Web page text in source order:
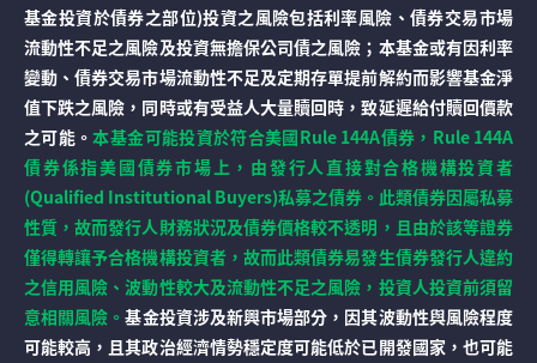
基金投資於債券之部位)投資之風險包括利率風險、債券交易市場
流動性不足之風險及投資無擔保公司債之風險；本基金或有因利率
變動、債券交易市場流動性不足及定期存單提前解約而影響基金淨
值下跌之風險，同時或有受益人大量贖回時，致延遲給付贖回價款
之可能。本基金可能投資於符合美國Rule 144A債券，Rule 144A
債券係指美國債券市場上，由發行人直接對合格機構投資者
(Qualified Institutional Buyers)私募之債券。此類債券因屬私募
性質，故而發行人財務狀況及債券價格較不透明，且由於該等證券
僅得轉讓予合格機構投資者，故而此類債券易發生債券發行人違約
之信用風險、波動性較大及流動性不足之風險，投資人投資前須留
意相關風險。基金投資涉及新興市場部分，因其波動性與風險程度
可能較高，且其政治經濟情勢穩定度可能低於已開發國家，也可能